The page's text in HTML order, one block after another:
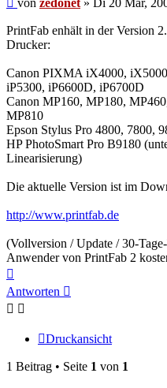
von zedonet » Di 20 Mär,
PrintFab enhält in der Version
Drucker:
Canon PIXMA iX4000,
iP5300, iP6600D, iP6700D
Canon MP160, MP180,
MP810
Epson Stylus Pro 4800, 7800,
HP PhotoSmart Pro B9180
Linearisierung)
Die aktuelle Version ist im
http://www.printfab.de
(Vollversion / Update / 30-
Anwender von PrintFab 2
oben
Antworten
Druckansicht
1 Beitrag • Seite 1 von 1